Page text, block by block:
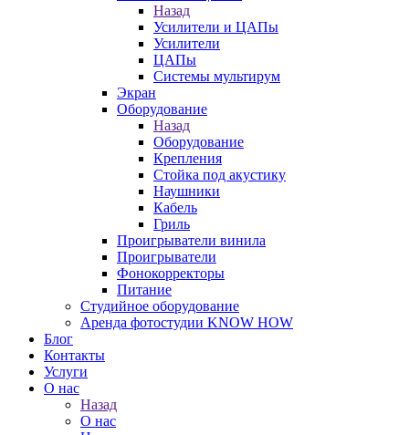
Назад
Усилители и ЦАПы
Усилители
ЦАПы
Системы мультирум
Экран
Оборудование
Назад
Оборудование
Крепления
Стойка под акустику
Наушники
Кабель
Гриль
Проигрыватели винила
Проигрыватели
Фонокорректоры
Питание
Студийное оборудование
Аренда фотостудии KNOW HOW
Блог
Контакты
Услуги
О нас
Назад
О нас